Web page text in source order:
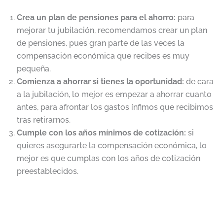
Crea un plan de pensiones para el ahorro: para
mejorar tu jubilación, recomendamos crear un plan
de pensiones, pues gran parte de las veces la
compensación económica que recibes es muy
pequeña.
Comienza a ahorrar si tienes la oportunidad: de cara
a la jubilación, lo mejor es empezar a ahorrar cuanto
antes, para afrontar los gastos ínfimos que recibimos
tras retirarnos.
Cumple con los años mínimos de cotización: si
quieres asegurarte la compensación económica, lo
mejor es que cumplas con los años de cotización
preestablecidos.